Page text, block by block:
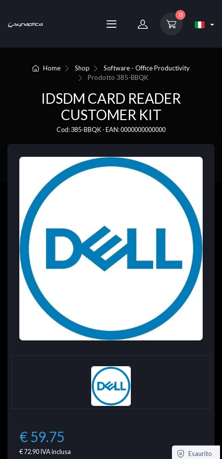
0
Home Shop
Software - Office Productivity
Prodotto 385-BBQK
IDSDM CARD READER
CUSTOMER KIT
Cod: 385-BBQK - EAN: 0000000000000
€ 59.75
€ 72.90IVA inclusa
Esaurito